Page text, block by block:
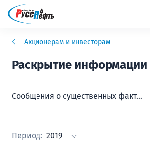
Акционерам и инвесторам
Раскрытие информации
Период: 2019
Сообщения о существенных фактах и инсайдерской информации